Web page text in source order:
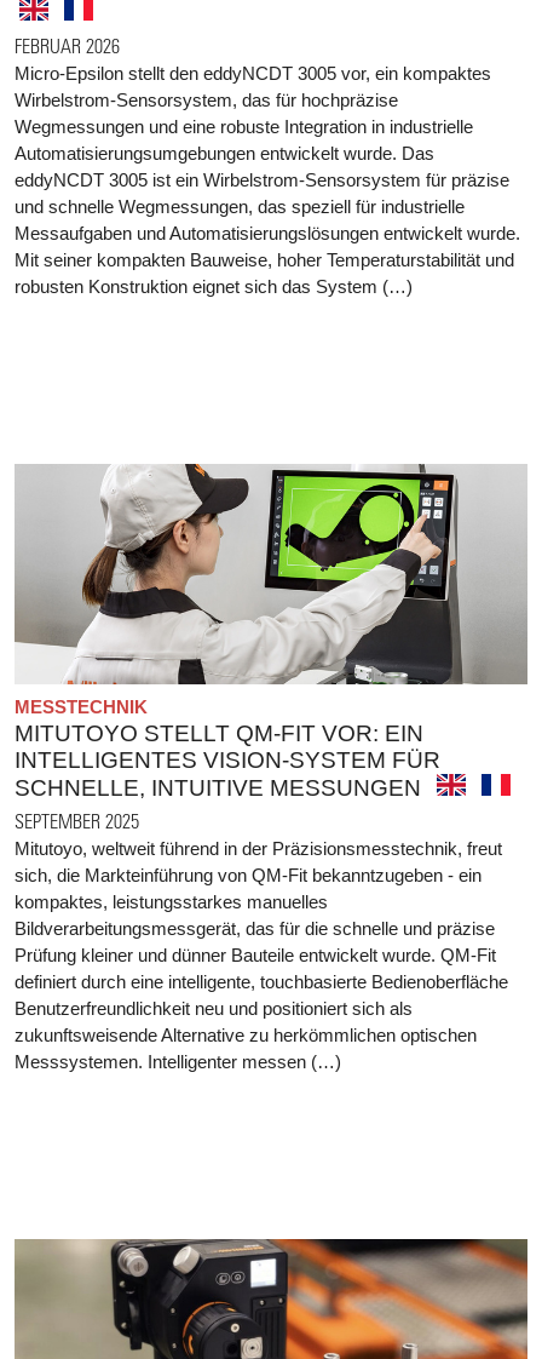
FEBRUAR 2026
Micro-Epsilon stellt den eddyNCDT 3005 vor, ein kompaktes
Wirbelstrom-Sensorsystem, das für hochpräzise
Wegmessungen und eine robuste Integration in industrielle
Automatisierungsumgebungen entwickelt wurde. Das
eddyNCDT 3005 ist ein Wirbelstrom-Sensorsystem für präzise
und schnelle Wegmessungen, das speziell für industrielle
Messaufgaben und Automatisierungslösungen entwickelt wurde.
Mit seiner kompakten Bauweise, hoher Temperaturstabilität und
robusten Konstruktion eignet sich das System (…)
MESSTECHNIK
MITUTOYO STELLT QM-FIT VOR: EIN
INTELLIGENTES VISION-SYSTEM FÜR
SCHNELLE, INTUITIVE MESSUNGEN
SEPTEMBER 2025
Mitutoyo, weltweit führend in der Präzisionsmesstechnik, freut
sich, die Markteinführung von QM-Fit bekanntzugeben - ein
kompaktes, leistungsstarkes manuelles
Bildverarbeitungsmessgerät, das für die schnelle und präzise
Prüfung kleiner und dünner Bauteile entwickelt wurde. QM-Fit
definiert durch eine intelligente, touchbasierte Bedienoberfläche
Benutzerfreundlichkeit neu und positioniert sich als
zukunftsweisende Alternative zu herkömmlichen optischen
Messsystemen. Intelligenter messen (…)